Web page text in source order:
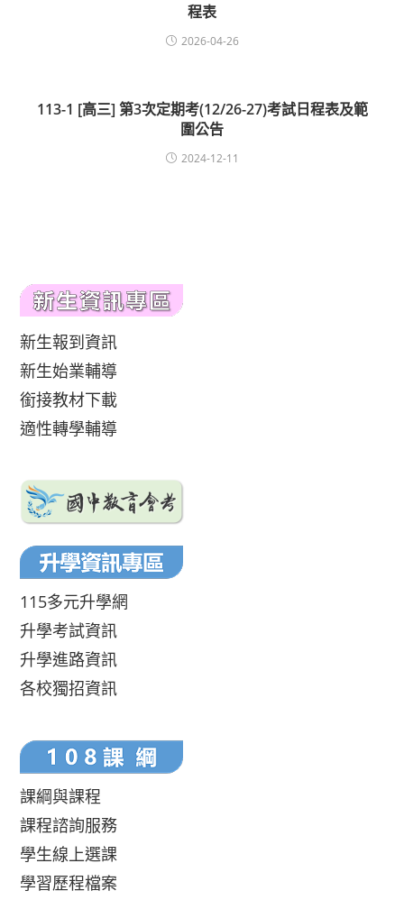
程表
2026-04-26
113-1 [高三] 第3次定期考(12/26-27)考試日程表及範
圍公告
2024-12-11
新生報到資訊
新生始業輔導
銜接教材下載
適性轉學輔導
115多元升學網
升學考試資訊
升學進路資訊
各校獨招資訊
課綱與課程
課程諮詢服務
學生線上選課
學習歷程檔案